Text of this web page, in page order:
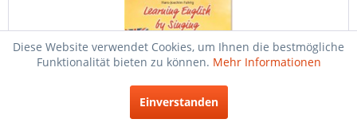
Diese Website verwendet Cookies, um Ihnen die bestmögliche
Funktionalität bieten zu können. Mehr Informationen
Einverstanden